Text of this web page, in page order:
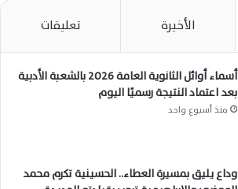
الأخيرة تعليقات
أسماء أوائل الثانوية العامة 2026 بالشعبة الأدبية
بعد اعتماد النتيجة رسميًا اليوم
منذ أسبوع واحد
وداع يليق بمسيرة العطاء.. الحسينية تكرم محمد